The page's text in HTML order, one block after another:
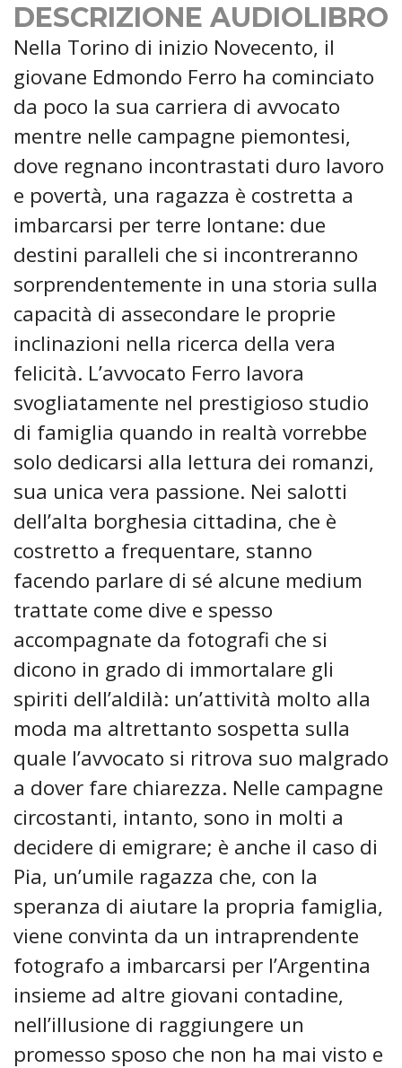
DESCRIZIONE AUDIOLIBRO
Nella Torino di inizio Novecento, il
giovane Edmondo Ferro ha cominciato
da poco la sua carriera di avvocato
mentre nelle campagne piemontesi,
dove regnano incontrastati duro lavoro
e povertà, una ragazza è costretta a
imbarcarsi per terre lontane: due
destini paralleli che si incontreranno
sorprendentemente in una storia sulla
capacità di assecondare le proprie
inclinazioni nella ricerca della vera
felicità. L’avvocato Ferro lavora
svogliatamente nel prestigioso studio
di famiglia quando in realtà vorrebbe
solo dedicarsi alla lettura dei romanzi,
sua unica vera passione. Nei salotti
dell’alta borghesia cittadina, che è
costretto a frequentare, stanno
facendo parlare di sé alcune medium
trattate come dive e spesso
accompagnate da fotografi che si
dicono in grado di immortalare gli
spiriti dell’aldilà: un’attività molto alla
moda ma altrettanto sospetta sulla
quale l’avvocato si ritrova suo malgrado
a dover fare chiarezza. Nelle campagne
circostanti, intanto, sono in molti a
decidere di emigrare; è anche il caso di
Pia, un’umile ragazza che, con la
speranza di aiutare la propria famiglia,
viene convinta da un intraprendente
fotografo a imbarcarsi per l’Argentina
insieme ad altre giovani contadine,
nell’illusione di raggiungere un
promesso sposo che non ha mai visto e